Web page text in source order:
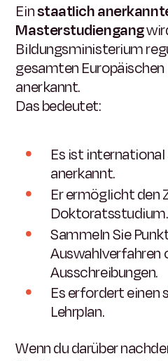
Einstaatlich
Masterstudiengang
Bildungsministerium
gesamten
anerkannt.
Das bedeutet:
Es ist
anerkannt.
Er ermöglicht den
Doktoratsstudium.
Sammeln Sie
Ausschreibungen.
Es erfordert einen
Lehrplan.
Wenn du darüber